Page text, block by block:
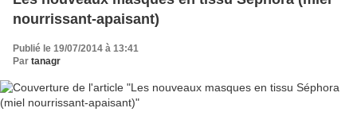
nourrissant-apaisant)
Publié le 19/07/2014 à 13:41
Par tanagr